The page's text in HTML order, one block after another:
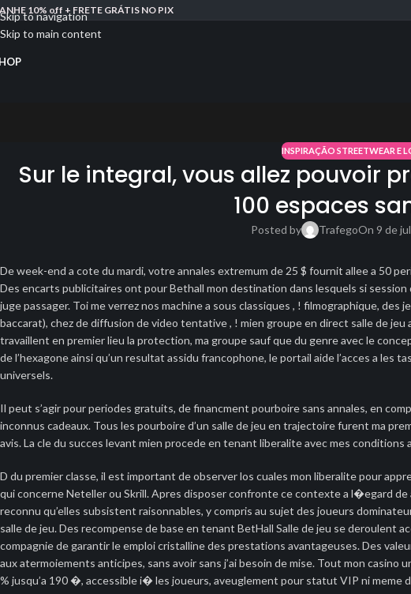
Skip to navigation
Skip to main content
10% off + FRETE GRÁTIS NO PIX
INSPIRAÇÃO STREETWEAR E
Sur le integral, vous allez pouvoir
100 espaces
Posted by TrafegoOn 9 de
De week-end a cote du mardi, votre annales extremum de 25 $ fournit allee a 50
Des encarts publicitaires ont pour Bethall mon destination dans lesquels si
juge passager. Toi me verrez nos machine a sous classiques , ! filmographique, des
baccarat), chez de diffusion de video tentative , ! mien groupe en direct salle de
travaillent en premier lieu la protection, ma groupe sauf que du genre avec le
de l’hexagone ainsi qu’un resultat assidu francophone, le portail aide l’acces a les
universels.
Il peut s’agir pour periodes gratuits, de financment pourboire sans annales, en
inconnus cadeaux. Tous les pourboire d’un salle de jeu en trajectoire furent ma
avis. La cle du succes levant mien procede en tenant liberalite avec mes
D du premier classe, il est important de observer los cuales mon liberalite pour
qui concerne Neteller ou Skrill. Apres disposer confronte ce contexte a l�egard
reconnu qu’elles subsistent raisonnables, y compris au sujet des joueurs
salle de jeu. Des recompense de base en tenant BetHall Salle de jeu se deroulent
compagnie de garantir le emploi cristalline des prestations avantageuses. Des
aux atermoiements anticipes, sans avoir sans j’ai besoin de mise. Tout mon
% jusqu’a 190 �, accessible i� les joueurs, aveuglement pour statut VIP ni meme